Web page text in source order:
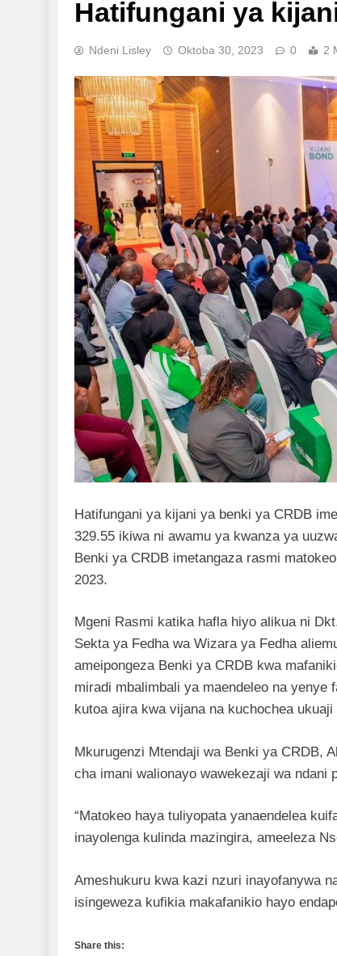
Hatifungani ya
Ndeni Lisley Oktoba 30, 2023 0 2
Hatifungani ya kijani ya benki ya CRDB
329.55 ikiwa ni awamu ya kwanza ya
Benki ya CRDB imetangaza rasmi
2023.
Mgeni Rasmi katika hafla hiyo alikua ni
Sekta ya Fedha wa Wizara ya Fedha
ameipongeza Benki ya CRDB kwa
miradi mbalimbali ya maendeleo na
kutoa ajira kwa vijana na kuchochea ukuaji
Mkurugenzi Mtendaji wa Benki ya CRDB,
cha imani walionayo wawekezaji wa ndani
“Matokeo haya tuliyopata yanaendelea
inayolenga kulinda mazingira, ameeleza
Ameshukuru kwa kazi nzuri inayofanywa
isingeweza kufikia makafanikio hayo
Share this: